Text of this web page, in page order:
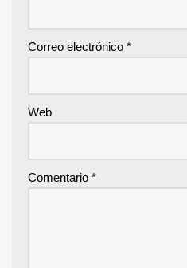
Correo electrónico *
Web
Comentario *